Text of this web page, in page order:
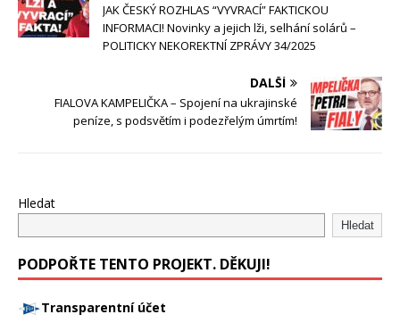
JAK ČESKÝ ROZHLAS “VYVRACÍ” FAKTICKOU
INFORMACI! Novinky a jejich lži, selhání solárů –
POLITICKY NEKOREKTNÍ ZPRÁVY 34/2025
DALŠÍ
FIALOVA KAMPELIČKA – Spojení na ukrajinské
peníze, s podsvětím i podezřelým úmrtím!
Hledat
Hledat
PODPOŘTE TENTO PROJEKT. DĚKUJI!
Transparentní účet